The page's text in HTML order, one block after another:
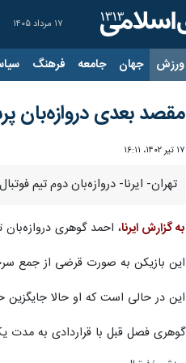
۱۷ مرداد ۱۴۰۵
ورزش جهان جامعه فرهنگ
مقصد بعدی
۱۷ تیر ۱۴۰۲، ۱۶:۱۱